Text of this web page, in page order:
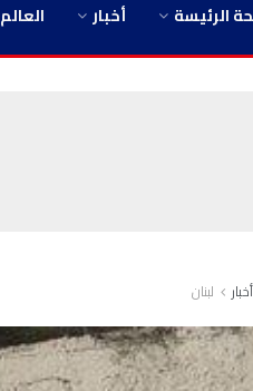
الرئيسة أخبار العالم
أخبار لبنان